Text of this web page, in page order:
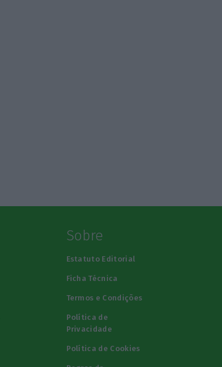
Sobre
Estatuto Editorial
Ficha Técnica
Termos e Condições
Política de
Privacidade
Política de Cookies